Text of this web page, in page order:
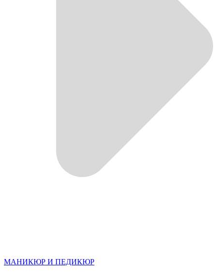
МАНИКЮР И ПЕДИКЮР